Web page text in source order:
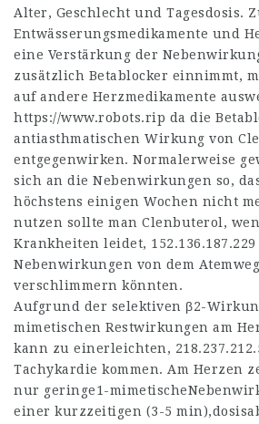
Alter, Geschlecht und Tagesdosis.
Entwässerungsmedikamente und
eine Verstärkung der
zusätzlich Betablocker einnimmt,
auf andere Herzmedikamente
https://www.robots.rip da die
antiasthmatischen Wirkung von
entgegenwirken. Normalerweise
sich an die Nebenwirkungen so,
höchstens einigen Wochen nicht
nutzen sollte man Clenbuterol,
Krankheiten leidet, 152.136.187.229
Nebenwirkungen von dem
verschlimmern könnten.
Aufgrund der selektiven β2-
mimetischen Restwirkungen am
kann zu einerleichten,
Tachykardie kommen. Am Herzen
nur geringe1-
einer kurzzeitigen (3-5